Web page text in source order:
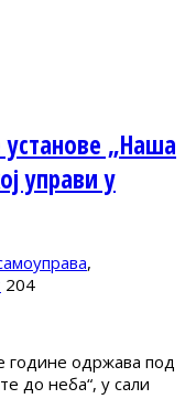
„Наша
управи у
,
204
године одржава под
до неба“, у сали